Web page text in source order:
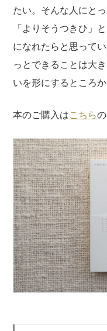
たい。そんな人にと
「よりそうつきひ」
になれたらと思って
っとできることは大
いを形にするところ
本のご購入はこちら